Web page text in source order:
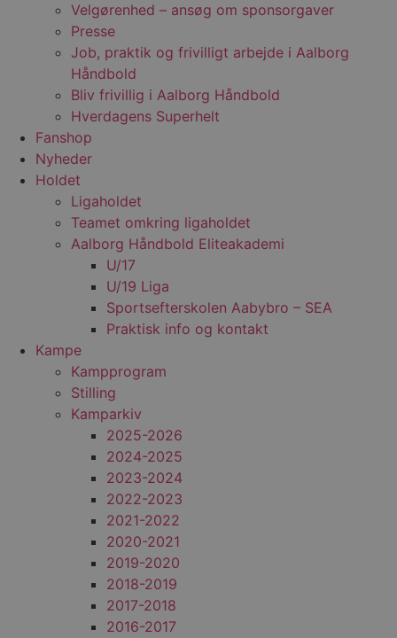
Velgørenhed – ansøg om sponsorgaver
Presse
Job, praktik og frivilligt arbejde i Aalborg
Håndbold
Bliv frivillig i Aalborg Håndbold
Hverdagens Superhelt
Fanshop
Nyheder
Holdet
Ligaholdet
Teamet omkring ligaholdet
Aalborg Håndbold Eliteakademi
U/17
U/19 Liga
Sportsefterskolen Aabybro – SEA
Praktisk info og kontakt
Kampe
Kampprogram
Stilling
Kamparkiv
2025-2026
2024-2025
2023-2024
2022-2023
2021-2022
2020-2021
2019-2020
2018-2019
2017-2018
2016-2017